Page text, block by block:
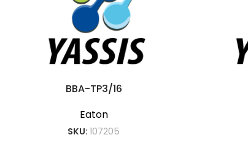
BBA-TP3/16
Eaton
SKU:107205